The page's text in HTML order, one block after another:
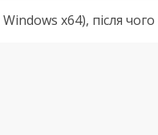
x64), після